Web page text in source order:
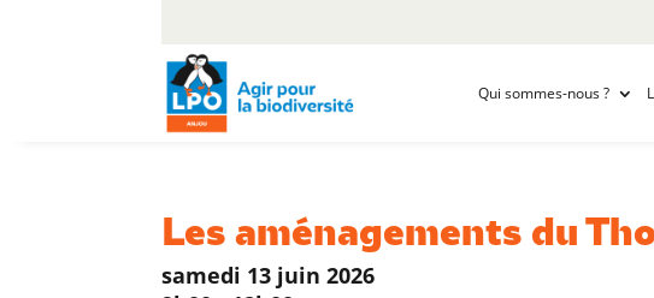
Qui sommes-nous ?
Les aménagements du
samedi 13 juin 2026